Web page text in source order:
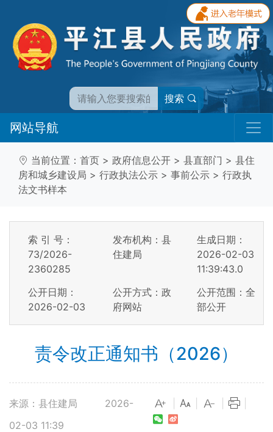
搜索
网站导航
当前位置： 首页 > 政府信息公开 > 县直部门 > 县住
房和城乡建设局 > 行政执法公示 > 事前公示 > 行政执
法文书样本
索 引 号：
73/2026-
2360285
发布机构：县
住建局
生成日期：
2026-02-03
11:39:43.0
公开日期：
2026-02-03
公开方式：政
府网站
公开范围：全
部公开
责令改正通知书（2026）
来源：县住建局
2026-
02-03 11:39